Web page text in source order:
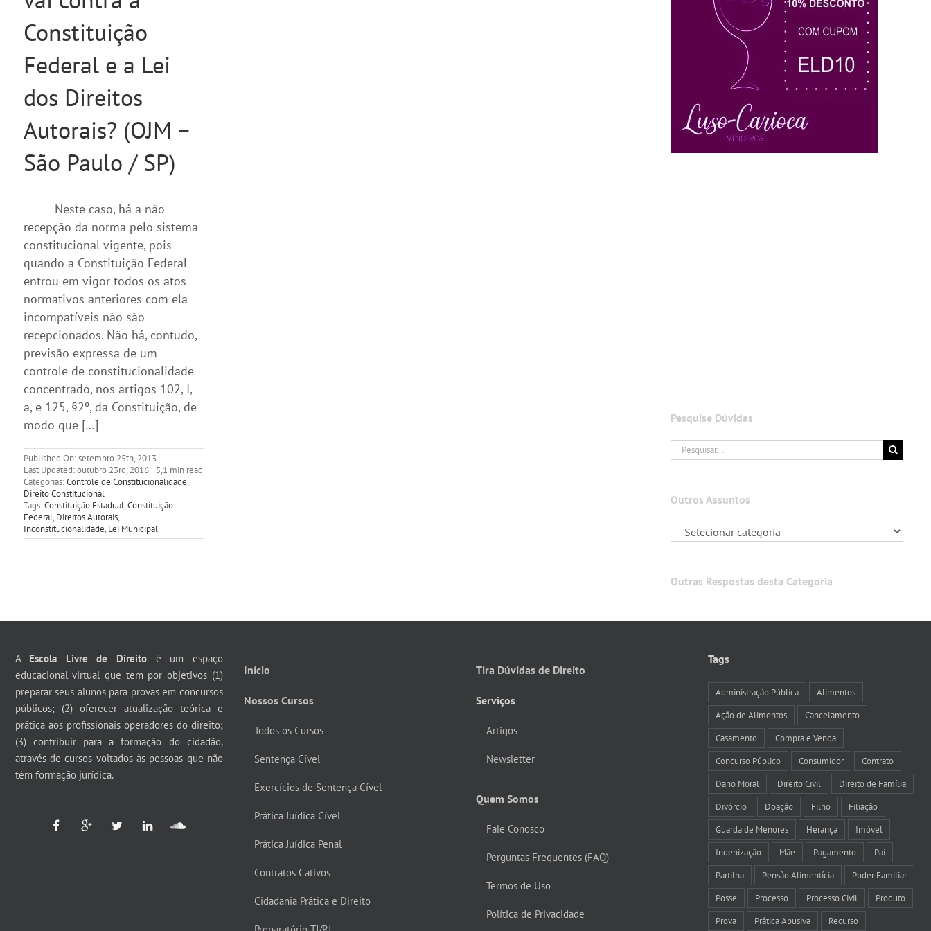
Constituição
Federal e a Lei
dos Direitos
Autorais? (OJM –
São Paulo / SP)
Neste caso, há a não
recepção da norma pelo sistema
constitucional vigente, pois
quando a Constituição Federal
entrou em vigor todos os atos
normativos anteriores com ela
incompatíveis não são
recepcionados. Não há, contudo,
previsão expressa de um
controle de constitucionalidade
concentrado, nos artigos 102, I,
a, e 125, §2º, da Constituição, de
modo que […]
Published On: setembro 25th, 2013
Last Updated: outubro 23rd, 2016
5,1 min read
Categorias:Controle de Constitucionalidade,
Direito Constitucional
Tags:Constituição Estadual,Constituição
Federal, Direitos Autorais,
Inconstitucionalidade, Lei Municipal
Pesquise Dúvidas
Buscar
resultados
Outros Assuntos
Outras Respostas desta Categoria
A Escola Livre de Direito é um espaço
educacional virtual que tem por objetivos (1)
preparar seus alunos para provas em concursos
públicos; (2) oferecer atualização teórica e
prática aos profissionais operadores do direito;
(3) contribuir para a formação do cidadão,
através de cursos voltados às pessoas que não
têm formação jurídica.
Início
Nossos Cursos
Todos os Cursos
Sentença Cível
Exercícios de Sentença Cível
Prática Juídica Cível
Prática Juídica Penal
Contratos Cativos
Cidadania Prática e Direito
Tira Dúvidas de Direito
Serviços
Artigos
Newsletter
Quem Somos
Fale Conosco
Perguntas Frequentes (FAQ)
Termos de Uso
Política de Privacidade
Tags
Administração Pública Alimentos
Ação de Alimentos Cancelamento
Casamento Compra e Venda
Concurso Público Consumidor Contrato
Dano Moral Direito Civil Direito de Família
Divórcio Doação Filho Filiação
Guarda de Menores Herança Imóvel
Indenização Mãe Pagamento Pai
Partilha Pensão Alimentícia Poder Familiar
Posse Processo Processo Civil Produto
Prova Prática Abusiva Recurso